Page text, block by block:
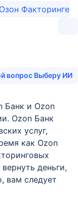
Факторинге
вопрос Выберу ИИ
Банк и Ozon
Ozon Банк
услуг,
как Ozon
деньги,
вам следует